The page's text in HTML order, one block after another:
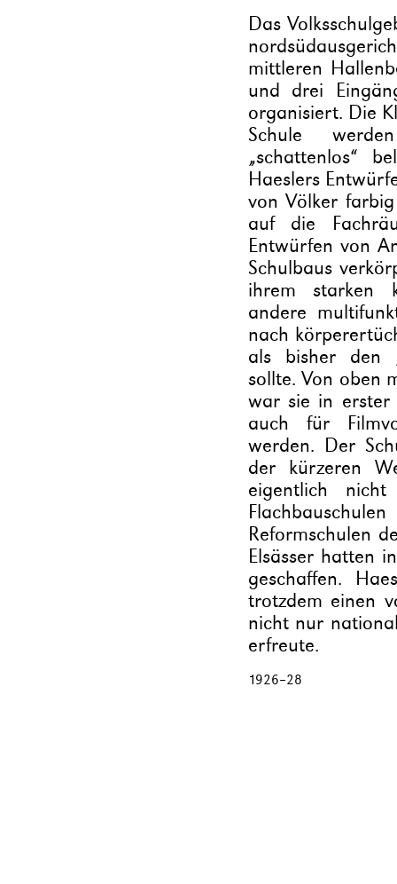
Das
mittleren
und drei
organisiert. Die
Schule
„schattenlos“
Haeslers
von Völker
auf die
Entwürfen von
Schulbaus
ihrem starken
andere
nach
als bisher den
sollte. Von oben
war sie in erster
auch für
werden. Der
der kürzeren
eigentlich
Reformschulen
Elsässer hatten
geschaffen.
trotzdem einen
nicht nur
erfreute.
1926–28